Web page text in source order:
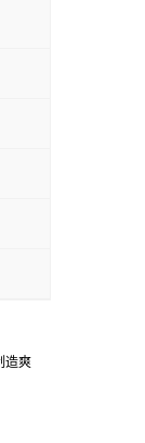
造爽